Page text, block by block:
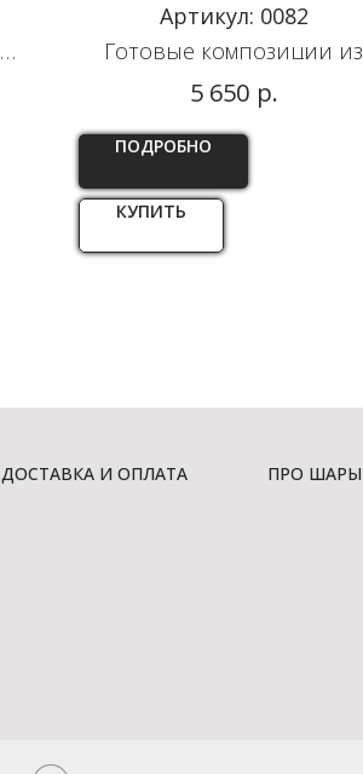
Артикул: 0082
Готовые композиции из
шаров
5 650 р.
ПОДРОБНО
КУПИТЬ
ДОСТАВКА И ОПЛАТА ПРО ШАРЫ